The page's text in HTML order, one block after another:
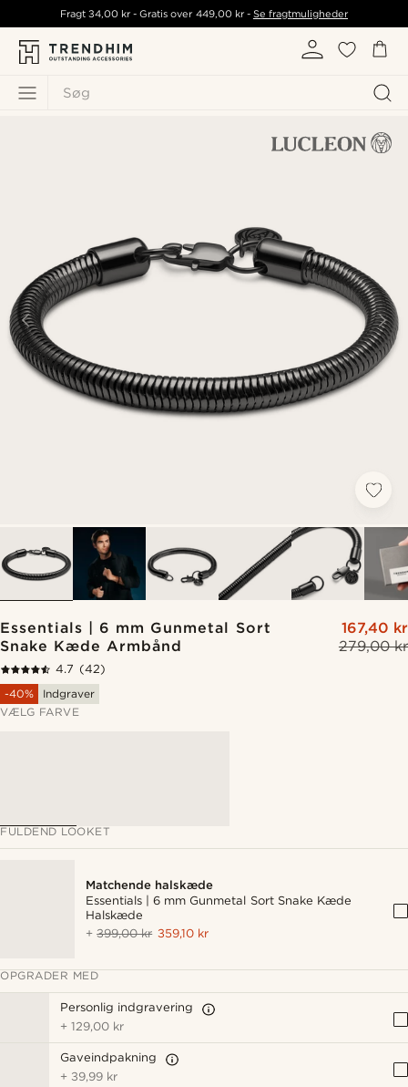
Søg
Fragt34,00 kr - Gratis over 449,00 kr- Se fragtmuligheder
Essentials | 6 mm Gunmetal Sort
Snake Kæde Armbånd
279,00 kr
167,40 kr
4.7 (42)
-40%
Indgraver
VÆLG FARVE
FULDEND LOOKET
Matchende halskæde
Essentials | 6 mm Gunmetal Sort Snake Kæde
Halskæde
+399,00 kr 359,10 kr
OPGRADER MED
Personlig indgravering
+129,00 kr
Gaveindpakning
+ 39,99 kr